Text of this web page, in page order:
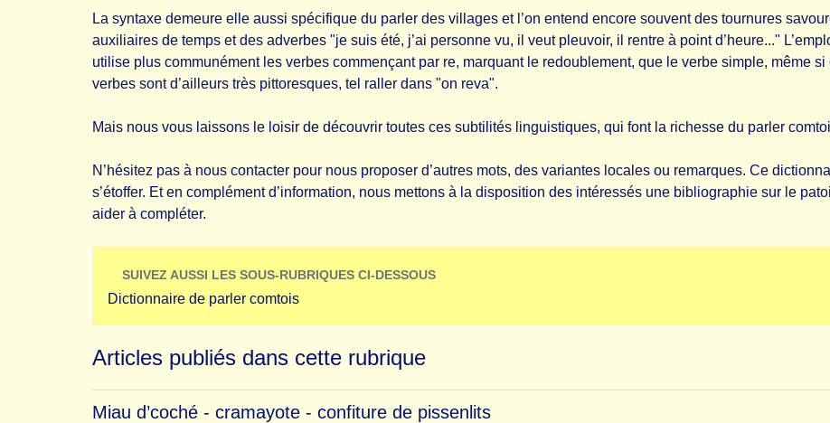
La syntaxe demeure elle aussi spécifique du parler des villages et l’on entend encore souvent des tournures
auxiliaires de temps et des adverbes "je suis été, j’ai personne vu, il veut pleuvoir, il rentre à point d’heure..."
utilise plus communément les verbes commençant par re, marquant le redoublement, que le verbe simple, même
verbes sont d’ailleurs très pittoresques, tel raller dans "on reva".
Mais nous vous laissons le loisir de découvrir toutes ces subtilités linguistiques, qui font la richesse du parler
N’hésitez pas à nous contacter pour nous proposer d’autres mots, des variantes locales ou remarques. Ce
s’étoffer. Et en complément d’information, nous mettons à la disposition des intéressés une bibliographie sur le
aider à compléter.
SUIVEZ AUSSI LES SOUS-RUBRIQUES CI-DESSOUS
Dictionnaire de parler comtois
Articles publiés dans cette rubrique
Miau d’coché - cramayote - confiture de pissenlits